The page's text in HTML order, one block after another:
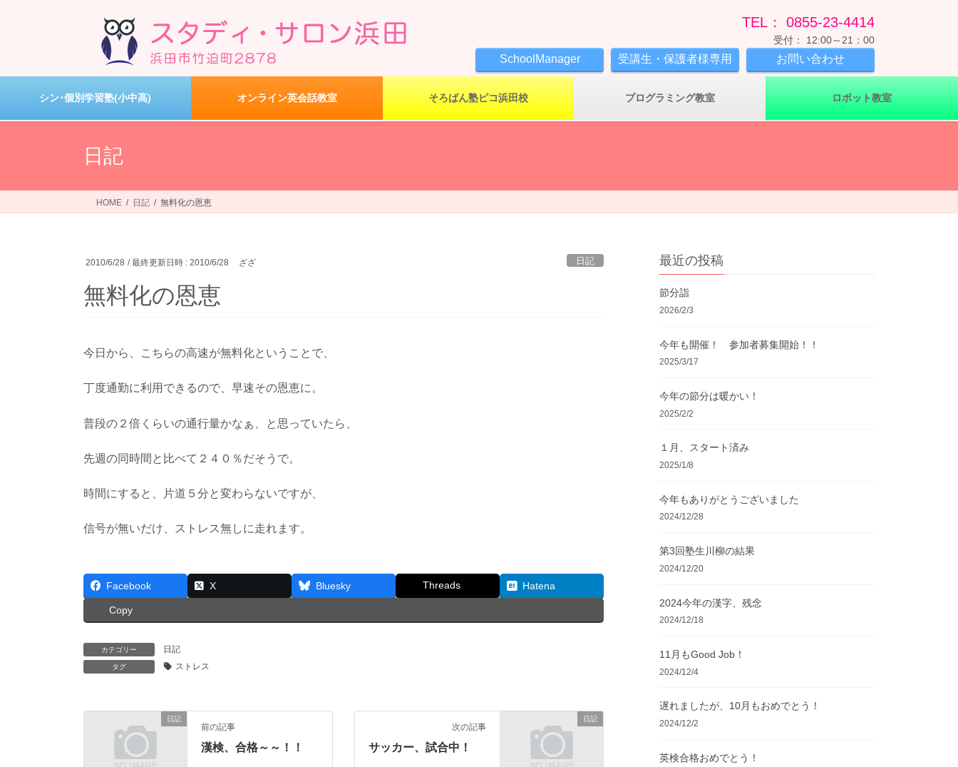
ツ
シ
TEL： 0855-23-4414
受付： 12:00～21：00
SchoolManager 受講生・保護者様専用 お問い合わせ
シン･個別学習塾(小中高) オンライン英会話教室 そろばん塾ピコ浜田校 プログラミング教室 ロボット教室
日記
HOME 日記 無料化の恩恵
2010/6/28 / 最終更新日時 : 2010/6/28 ざざ 日記
無料化の恩恵
今日から、こちらの高速が無料化ということで、
丁度通勤に利用できるので、早速その恩恵に。
普段の２倍くらいの通行量かなぁ、と思っていたら、
先週の同時間と比べて２４０％だそうで。
時間にすると、片道５分と変わらないですが、
信号が無いだけ、ストレス無しに走れます。
Facebook X Bluesky Threads Hatena
Copy
カテゴリー 日記
タグ ストレス
日記
前の記事
漢検、合格～～！！
日記
次の記事
サッカー、試合中！
最近の投稿
節分詣
2026/2/3
今年も開催！ 参加者募集開始！！
2025/3/17
今年の節分は暖かい！
2025/2/2
１月、スタート済み
2025/1/8
今年もありがとうございました
2024/12/28
第3回塾生川柳の結果
2024/12/20
2024今年の漢字、残念
2024/12/18
11月もGood Job！
2024/12/4
遅れましたが、10月もおめでとう！
2024/12/2
英検合格おめでとう！